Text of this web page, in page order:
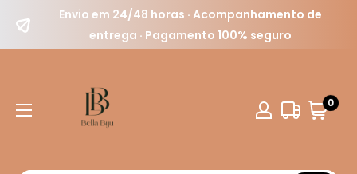
Envio em 24/48 horas · Acompanhamento de
entrega · Pagamento 100% seguro
0